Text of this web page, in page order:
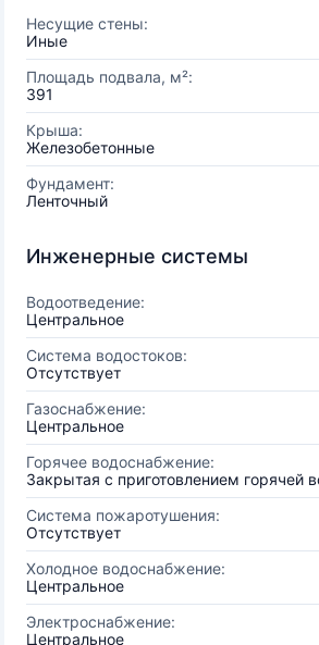
Несущие стены:
Иные
Площадь подвала, м²:
391
Крыша:
Железобетонные
Фундамент:
Ленточный
Инженерные системы
Водоотведение:
Центральное
Система водостоков:
Отсутствует
Газоснабжение:
Центральное
Горячее водоснабжение:
Закрытая с приготовлением горячей
Система пожаротушения:
Отсутствует
Холодное водоснабжение:
Центральное
Электроснабжение:
Центральное